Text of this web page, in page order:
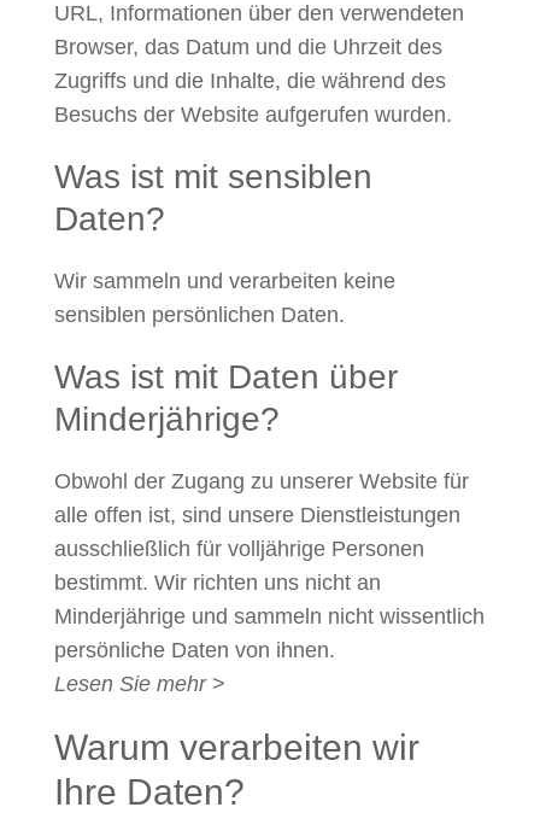
URL, Informationen über den verwendeten
Browser, das Datum und die Uhrzeit des
Zugriffs und die Inhalte, die während des
Besuchs der Website aufgerufen wurden.
Was ist mit sensiblen
Daten?
Wir sammeln und verarbeiten keine
sensiblen persönlichen Daten.
Was ist mit Daten über
Minderjährige?
Obwohl der Zugang zu unserer Website für
alle offen ist, sind unsere Dienstleistungen
ausschließlich für volljährige Personen
bestimmt. Wir richten uns nicht an
Minderjährige und sammeln nicht wissentlich
persönliche Daten von ihnen.
Lesen Sie mehr >
Warum verarbeiten wir
Ihre Daten?